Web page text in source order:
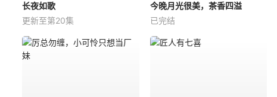
长夜如歌
更新至第20集
今晚月光很美，茶香四溢
已完结